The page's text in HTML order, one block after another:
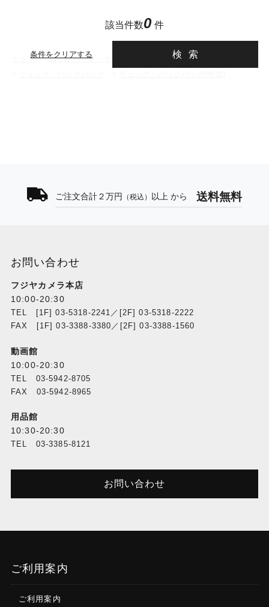
該当件数0 件
検索
条件をクリアする
トップ >カメラバッグ・ケース・ストラップ
ご注文合計２万円 （税込） 以上 から 送料無料
お問い合わせ
フジヤカメラ本店
10:00-20:30
TEL [1F] 03-5318-2241／[2F] 03-5318-2222
FAX [1F] 03-3388-3380／[2F] 03-3388-1560
動画館
10:00-20:30
TEL 03-5942-8705
FAX 03-5942-8965
用品館
10:30-20:30
TEL 03-3385-8121
お問い合わせ
ご利用案内
ご利用案内